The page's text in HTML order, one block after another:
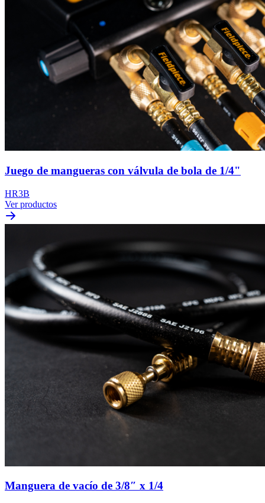
Juego de mangueras con válvula de bola de 1/4"
HR3B
Ver productos
Manguera de vacío de 3/8″ x 1/4